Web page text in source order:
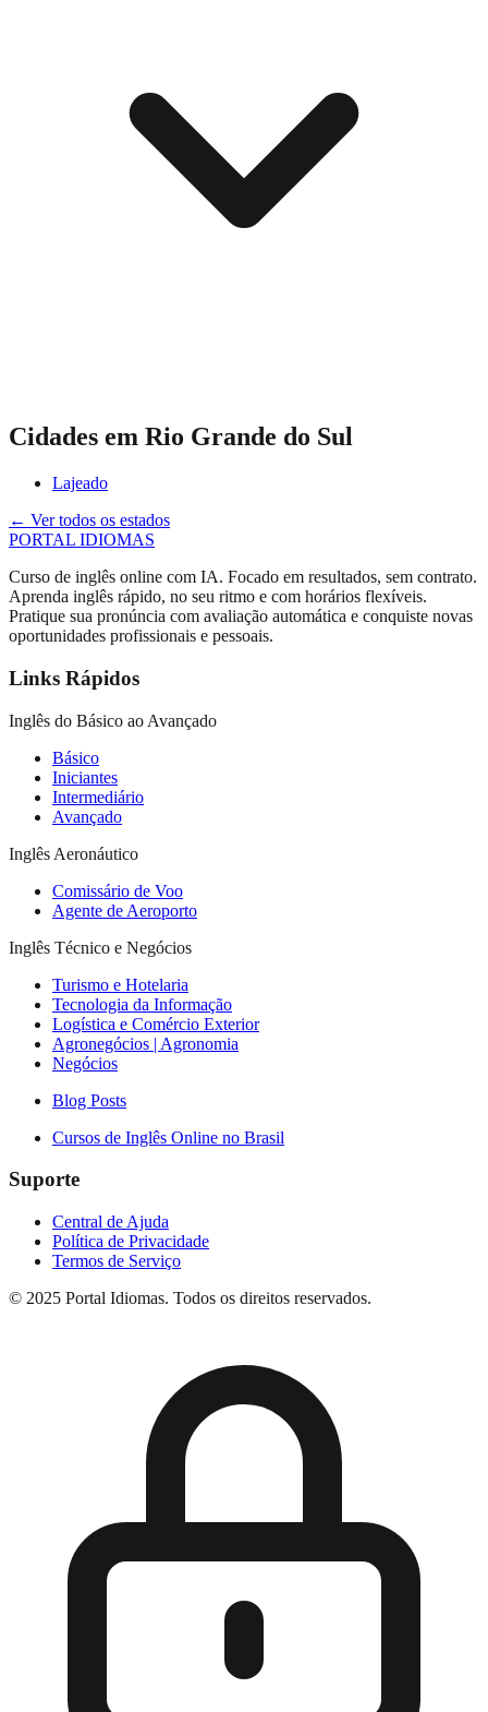
Cidades em Rio Grande do Sul
Lajeado
← Ver todos os estados
PORTAL IDIOMAS
Curso de inglês online com IA. Focado em resultados, sem contrato.
Aprenda inglês rápido, no seu ritmo e com horários flexíveis.
Pratique sua pronúncia com avaliação automática e conquiste novas
oportunidades profissionais e pessoais.
Links Rápidos
Inglês do Básico ao Avançado
Básico
Iniciantes
Intermediário
Avançado
Inglês Aeronáutico
Comissário de Voo
Agente de Aeroporto
Inglês Técnico e Negócios
Turismo e Hotelaria
Tecnologia da Informação
Logística e Comércio Exterior
Agronegócios | Agronomia
Negócios
Blog Posts
Cursos de Inglês Online no Brasil
Suporte
Central de Ajuda
Política de Privacidade
Termos de Serviço
© 2025 Portal Idiomas. Todos os direitos reservados.